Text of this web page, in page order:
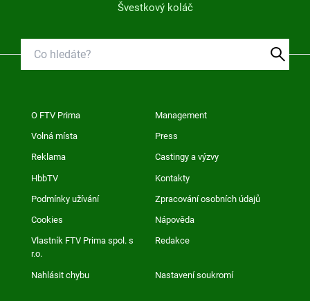
Švestkový koláč
O FTV Prima Management
Volná místa Press
Reklama Castingy a výzvy
HbbTV Kontakty
Podmínky užívání Zpracování osobních údajů
Cookies Nápověda
Vlastník FTV Prima spol. s
r.o.
Redakce
Nahlásit chybu Nastavení soukromí